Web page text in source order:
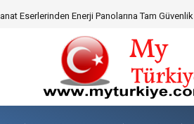
Eserlerinden Enerji Panolarına Tam Güvenlik